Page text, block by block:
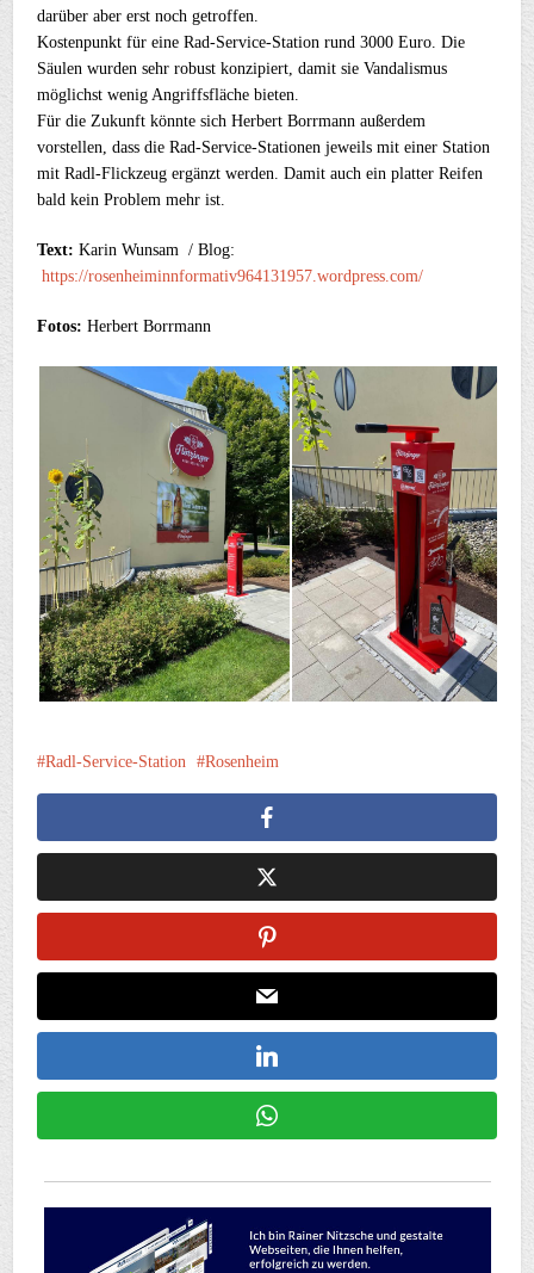
darüber aber erst noch getroffen.
Kostenpunkt für eine Rad-Service-Station rund 3000 Euro. Die
Säulen wurden sehr robust konzipiert, damit sie Vandalismus
möglichst wenig Angriffsfläche bieten.
Für die Zukunft könnte sich Herbert Borrmann außerdem
vorstellen, dass die Rad-Service-Stationen jeweils mit einer Station
mit Radl-Flickzeug ergänzt werden. Damit auch ein platter Reifen
bald kein Problem mehr ist.
Text: Karin Wunsam / Blog:
https://rosenheiminnformativ964131957.wordpress.com/
Fotos: Herbert Borrmann
Radl-Service-Station Rosenheim